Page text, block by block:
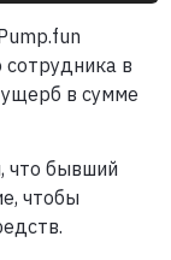
в
ущерб в сумме
что бывший
чтобы